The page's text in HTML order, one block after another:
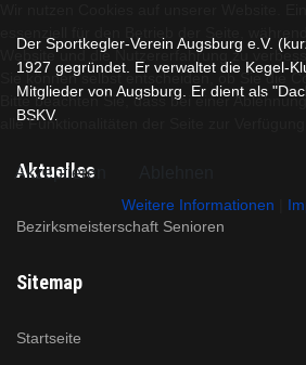
Der Sportkegler-Verein Augsburg e.V.
1927 gegründet. Er verwaltet die Kegel-
Mitglieder von Augsburg. Er dient als
BSKV.
Aktuelles
Bezirksmeisterschaft Senioren
Sitemap
Startseite
Website und die Nutzererfahrung zu
Sie können selbst entscheiden, ob Sie die
Bitte beachten Sie, dass bei einer
alle Funktionalitäten der Seite zur Verfügung
Akzeptieren
Weitere Informationen